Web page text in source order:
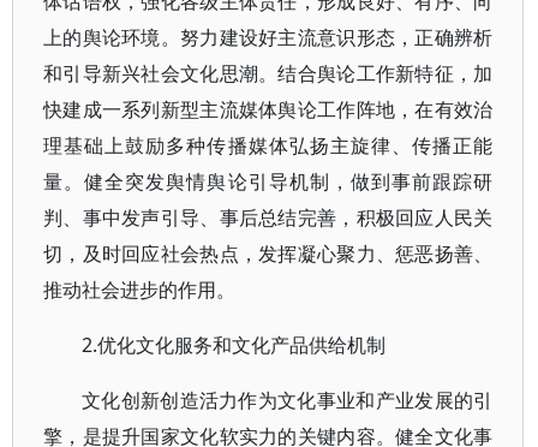
上的舆论环境。努力建设好主流意识形态，正确辨析
和引导新兴社会文化思潮。结合舆论工作新特征，加
快建成一系列新型主流媒体舆论工作阵地，在有效治
理基础上鼓励多种传播媒体弘扬主旋律、传播正能
量。健全突发舆情舆论引导机制，做到事前跟踪研
判、事中发声引导、事后总结完善，积极回应人民关
切，及时回应社会热点，发挥凝心聚力、惩恶扬善、
推动社会进步的作用。
2.优化文化服务和文化产品供给机制
文化创新创造活力作为文化事业和产业发展的引
擎，是提升国家文化软实力的关键内容。健全文化事